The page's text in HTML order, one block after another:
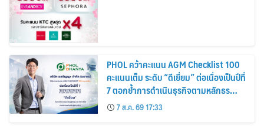
PHOL คว้าคะแนน AGM Checklist 100
คะแนนเต็ม ระดับ “ดีเยี่ยม” ต่อเนื่องเป็นปีที่
7 ตอกย้ำการดำเนินธุรกิจตามหลักธร
รมาภิบาล โปร่งใส สร้างความเชื่อมั่นผู้ถือ
หุ้น
7 ส.ค. 69 17:33